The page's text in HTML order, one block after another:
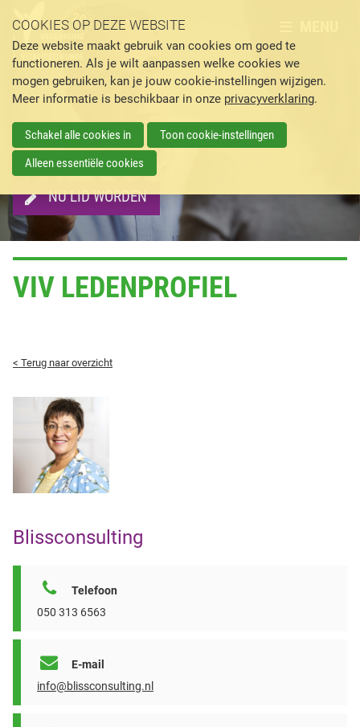
NU LID WORDEN
VIV LEDENPROFIEL
< Terug naar overzicht
Blissconsulting
Telefoon
050 313 6563
E-mail
info@blissconsulting.nl
COOKIES OP DEZE WEBSITE
Deze website maakt gebruik van cookies om goed te
functioneren. Als je wilt aanpassen welke cookies we
mogen gebruiken, kan je jouw cookie-instellingen wijzigen.
Meer informatie is beschikbaar in onze privacyverklaring.
Schakel alle cookies in
Toon cookie-instellingen
Alleen essentiële cookies